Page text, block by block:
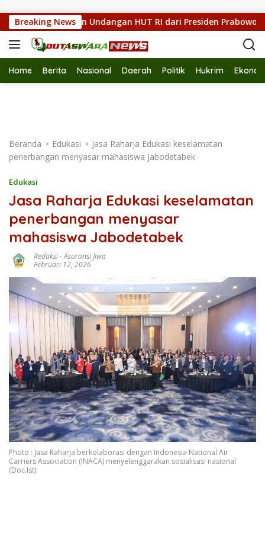
Breaking NewsUndangan HUT RI dari Presiden Prabowo
Home Berita Nasional Daerah Politik Hukrim
Beranda Edukasi
Jasa Raharja Edukasi keselamatan
penerbangan menyasar mahasiswa Jabodetabek
Edukasi
Jasa Raharja Edukasi keselamatan
penerbangan menyasar
mahasiswa Jabodetabek
Redaksi-Asuransi Jiwa
Februari 12, 2026
Photo : Jasa Raharja berkolaborasi dengan Indonesia National Air
Carriers Association (INACA) menyelenggarakan sosialisasi nasional
(Doc.Ist)